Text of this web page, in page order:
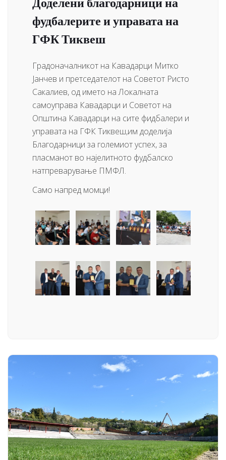
фудбалерите и управата на
ГФК Тиквеш
Градоначалникот на Кавадарци Митко
Јанчев и претседателот на Советот Ристо
Сакалиев, од името на Локалната
самоуправа Кавадарци и Советот на
Општина Кавадарци на сите фидбалери и
управата на ГФК Тиквеш,им доделија
Благодарници за големиот успех, за
пласманот во најелитното фудбалско
натпреварување ПМФЛ.
Само напред момци!